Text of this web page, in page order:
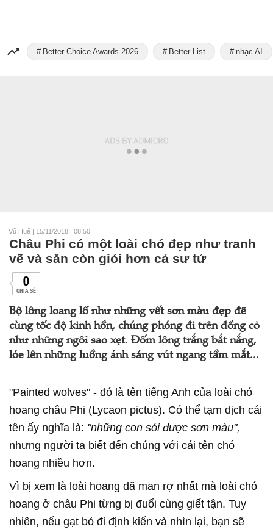
Better Choice Awards 2026 Better List nhạc AI
Vũ Huế | 15/11/2018 | 08:50
Châu Phi có một loài chó đẹp như tranh
vẽ và săn còn giỏi hơn cả sư tử
0
CHIA SẺ
Bộ lông loang lổ như những vết sơn màu đẹp đẽ
cùng tốc độ kinh hồn, chúng phóng đi trên đồng cỏ
như những ngôi sao xẹt. Đốm lông trắng bắt nắng,
lóe lên những luồng ánh sáng vút ngang tầm mắt...
"Painted wolves" - đó là tên tiếng Anh của loài chó
hoang châu Phi (Lycaon pictus). Có thể tạm dịch cái
tên ấy nghĩa là: "những con sói được sơn màu",
nhưng người ta biết đến chúng với cái tên chó
hoang nhiều hơn.
Vì bị xem là loài hoang dã man rợ nhất mà loài chó
hoang ở châu Phi từng bị đuổi cùng giết tận. Tuy
nhiên, nếu gạt bỏ đi định kiến và nhìn lại, bạn sẽ